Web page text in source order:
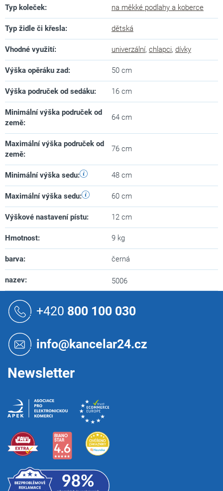
Typ koleček: na měkké podlahy a koberce
Typ židle či křesla: dětská
Vhodné využití: univerzální, chlapci, dívky
Výška opěráku zad: 50 cm
Výška područek od sedáku: 16 cm
Minimální výška područek od
země:
64 cm
Maximální výška područek od
země:
76 cm
Minimální výška sedu: 48 cm
Maximální výška sedu: 60 cm
Výškové nastavení pístu: 12 cm
Hmotnost: 9 kg
barva: černá
nazev: 5006
+420 800 100 030
info@kancelar24.cz
Newsletter